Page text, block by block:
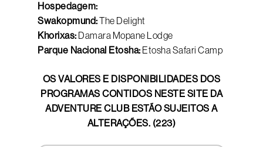
Hospedagem:
Swakopmund:The Delight
Khorixas: Damara Mopane Lodge
Parque Nacional Etosha: Etosha Safari Camp
OS VALORES E DISPONIBILIDADES DOS
PROGRAMAS CONTIDOS NESTE SITE DA
ADVENTURE CLUB ESTÃO SUJEITOS A
ALTERAÇÕES. (223)